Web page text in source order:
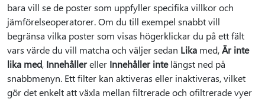
bara vill se de poster som uppfyller specifika villkor och
jämförelseoperatorer. Om du till exempel snabbt vill
begränsa vilka poster som visas högerklickar du på ett fält
vars värde du vill matcha och väljer sedan Lika med,Är inte
lika med, Innehållereller Innehåller intelängst ned på
snabbmenyn. Ett filter kan aktiveras eller inaktiveras, vilket
gör det enkelt att växla mellan filtrerade och ofiltrerade vyer